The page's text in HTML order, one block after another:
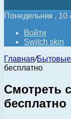
Понедельник , 10
Войти
Switch skin
Главная/
бесплатно
Смотреть
бесплатно